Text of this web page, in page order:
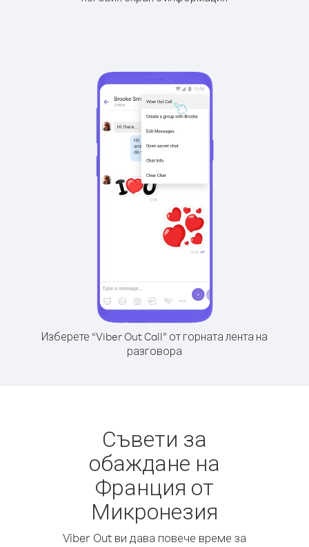
Изберете “Viber Out Call” от горната лента на
разговора
Съвети за
обаждане на
Франция от
Микронезия
Viber Out ви дава повече време за